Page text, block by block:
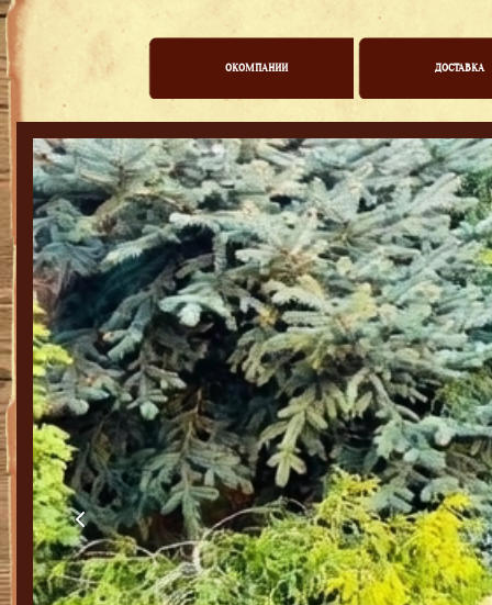
ОКОМПАНИИ ДОСТАВКА